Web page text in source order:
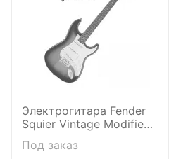
Электрогитара Fender
Squier Vintage Modified
Stratocaster Sunburst
Под заказ